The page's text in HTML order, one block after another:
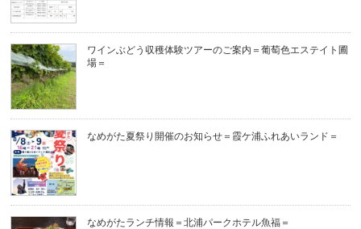
ワインぶどう収穫体験ツアーのご案内＝葡萄色エステイト圃
場＝
なめがた夏祭り開催のお知らせ＝霞ケ浦ふれあいランド＝
なめがたランチ情報＝北浦パークホテル魚福＝